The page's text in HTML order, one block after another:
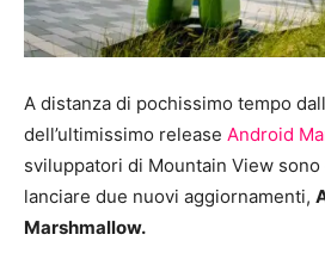
A distanza di pochissimo tempo
dell’ultimissimo release Android
sviluppatori di Mountain View
lanciare due nuovi aggiornamenti,
Marshmallow.